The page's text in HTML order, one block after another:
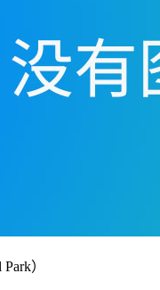
）